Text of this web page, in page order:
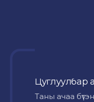
Цуглуулбар
Таны ачаа